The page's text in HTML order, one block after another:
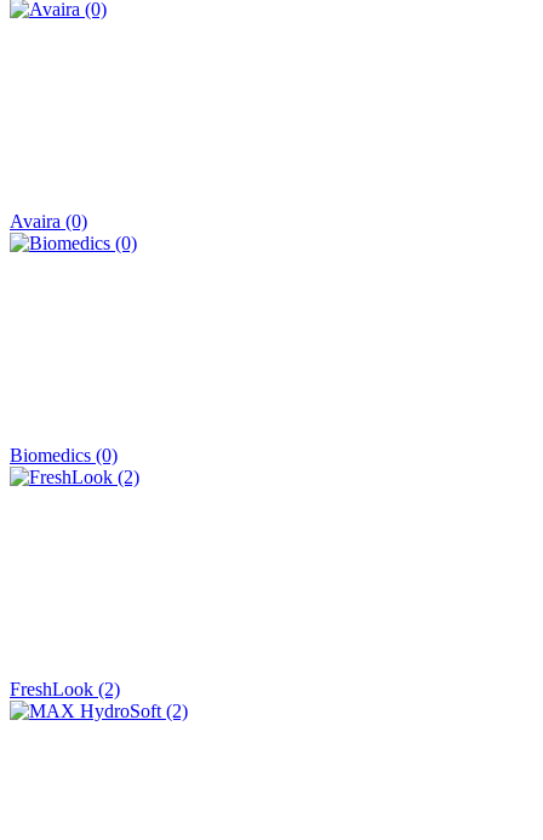
Avaira (0)
Biomedics (0)
FreshLook (2)